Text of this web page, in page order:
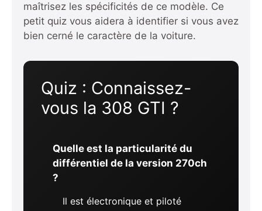
maîtrisez les spécificités de ce modèle. Ce
petit quiz vous aidera à identifier si vous avez
bien cerné le caractère de la voiture.
Quiz : Connaissez-
vous la 308 GTI ?
Quelle est la particularité du
différentiel de la version 270ch
?
Il est électronique et piloté